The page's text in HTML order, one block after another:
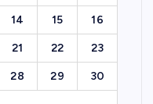
14 15 16
21 22 23
28 29 30